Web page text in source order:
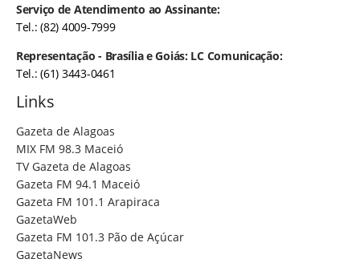
Serviço de Atendimento ao Assinante:
Tel.: (82) 4009-7999
Representação - Brasília e Goiás: LC Comunicação:
Tel.: (61) 3443-0461
Links
Gazeta de Alagoas
MIX FM 98.3 Maceió
TV Gazeta de Alagoas
Gazeta FM 94.1 Maceió
Gazeta FM 101.1 Arapiraca
GazetaWeb
Gazeta FM 101.3 Pão de Açúcar
GazetaNews